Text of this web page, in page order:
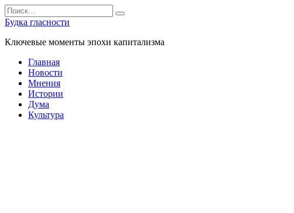
Перейти
к
содержанию
Search
for:
Будка гласности
Ключевые моменты эпохи капитализма
Главная
Новости
Мнения
Истории
Дума
Культура